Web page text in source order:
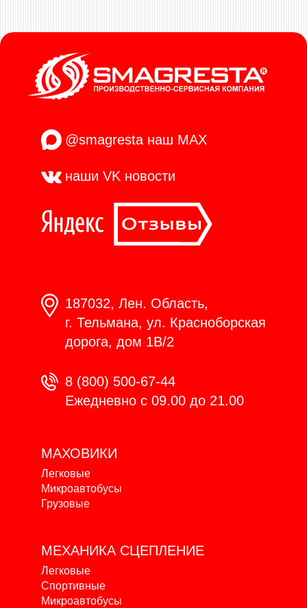
@smagresta наш MAX
наши VK новости
187032, Лен. Область,
г. Тельмана, ул. Красноборская
дорога, дом 1В/2
8 (800) 500-67-44
Ежедневно с 09.00 до 21.00
МАХОВИКИ
Легковые
Микроавтобусы
Грузовые
МЕХАНИКА СЦЕПЛЕНИЕ
Легковые
Спортивные
Микроавтобусы